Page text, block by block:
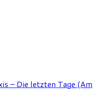
– Die letzten Tage (Am